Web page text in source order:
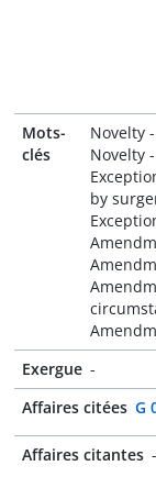
Mots-
clés
Novelty
Novelty
by
Exergue -
Affaires citées G
Affaires citantes -